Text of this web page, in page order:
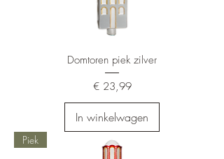
Domtoren piek zilver
Prijs
€ 23,99
In winkelwagen
Piek